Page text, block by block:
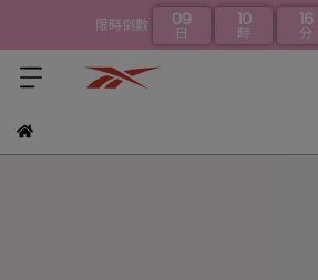
限時倒數 09
日
10
時
16
分